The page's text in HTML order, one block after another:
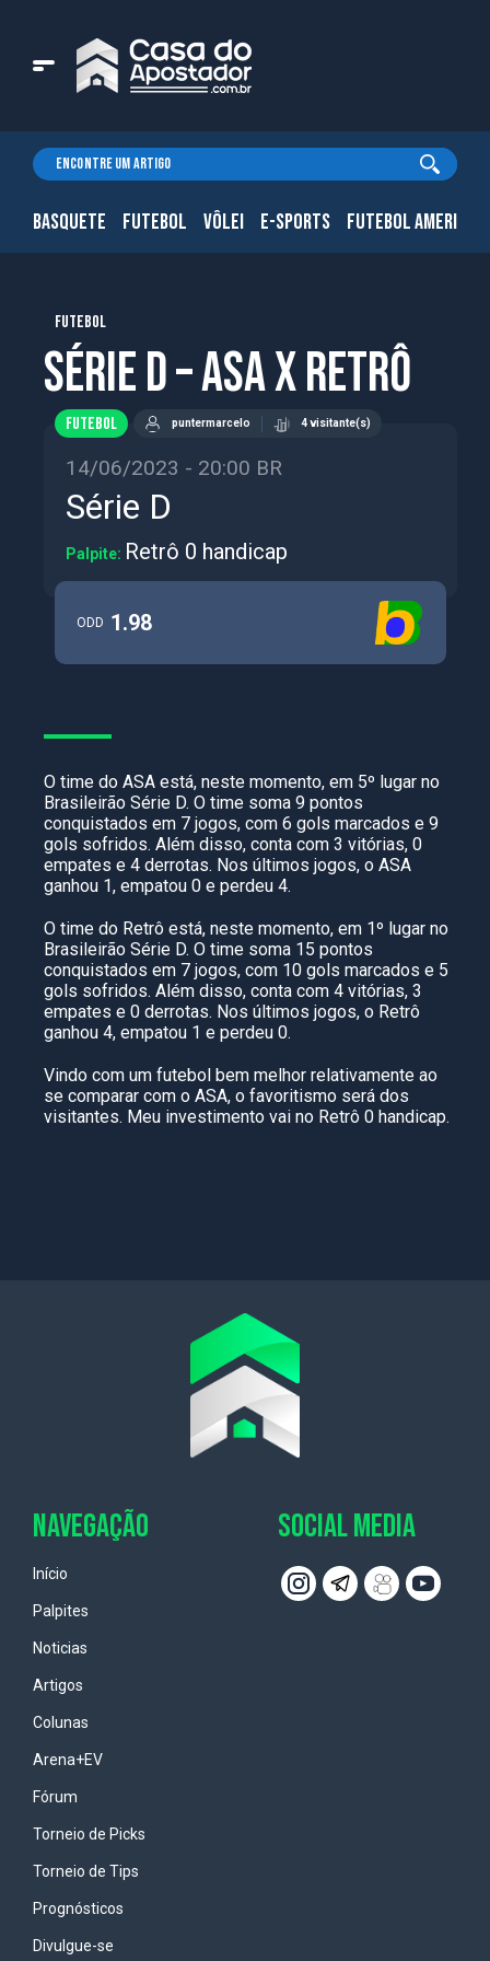
BASQUETE FUTEBOL VÔLEI E-SPORTS FUTEBOL
FUTEBOL
Série D – ASA x Retrô
FUTEBOL puntermarcelo 4 visitante(s)
14/06/2023 - 20:00 BR
Série D
Palpite: Retrô 0 handicap
ODD 1.98
O time do ASA está, neste momento, em 5º lugar no
Brasileirão Série D. O time soma 9 pontos
conquistados em 7 jogos, com 6 gols marcados e 9
gols sofridos. Além disso, conta com 3 vitórias, 0
empates e 4 derrotas. Nos últimos jogos, o ASA
ganhou 1, empatou 0 e perdeu 4.
O time do Retrô está, neste momento, em 1º lugar no
Brasileirão Série D. O time soma 15 pontos
conquistados em 7 jogos, com 10 gols marcados e 5
gols sofridos. Além disso, conta com 4 vitórias, 3
empates e 0 derrotas. Nos últimos jogos, o Retrô
ganhou 4, empatou 1 e perdeu 0.
Vindo com um futebol bem melhor relativamente ao
se comparar com o ASA, o favoritismo será dos
visitantes. Meu investimento vai no Retrô 0 handicap.
NAVEGAÇÃO
Início
Palpites
Noticias
Artigos
Colunas
Arena+EV
Fórum
Torneio de Picks
Torneio de Tips
Prognósticos
Divulgue-se
SOCIAL MEDIA